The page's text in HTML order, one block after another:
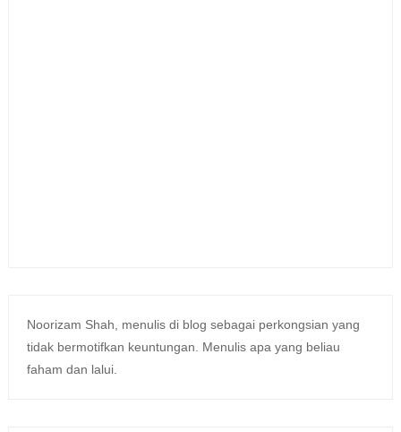
Noorizam Shah, menulis di blog sebagai perkongsian yang
tidak bermotifkan keuntungan. Menulis apa yang beliau
faham dan lalui.